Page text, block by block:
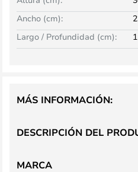
Ancho (cm):
Largo / Profundidad (cm):
DESCRIPCIÓN DEL
MÁS INFORMACIÓN:
MARCA